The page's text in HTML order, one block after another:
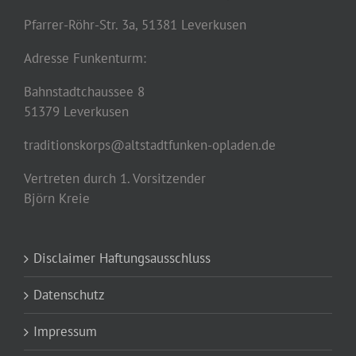
Pfarrer-Röhr-Str. 3a, 51381 Leverkusen
Adresse Funkenturm:
Bahnstadtchaussee 8
51379 Leverkusen
traditionskorps@altstadtfunken-opladen.de
Vertreten durch 1. Vorsitzender
Björn Kreie
Disclaimer Haftungsausschluss
Datenschutz
Impressum